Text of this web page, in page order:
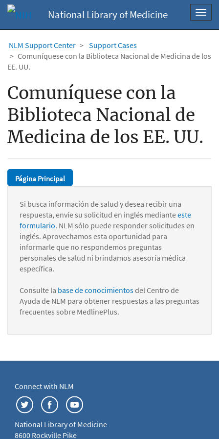
National Library of Medicine
NLM Support Center
Support Cases
Comuníquese con la Biblioteca Nacional de Medicina de los
EE. UU.
Comuníquese con la
Biblioteca Nacional de
Medicina de los EE. UU.
Página Principal
Si busca información de salud y desea recibir una
respuesta, envíe su solicitud en inglés medianteeste
formulario. NLM sólo puede responder solicitudes en
inglés. Aprovechamos esta oportunidad para
informarle que no respondemos preguntas
personales de salud ni brindamos asesoría médica
específica.
Consulte la base de conocimientosdel Centro de
Ayuda de NLM para obtener respuestas a las preguntas
frecuentes sobre MedlinePlus.
Connect with NLM
National Library of Medicine
8600 Rockville Pike